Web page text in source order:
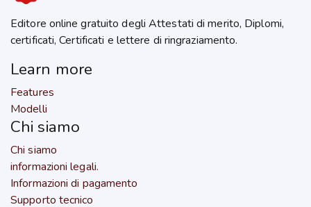
Editore online gratuito degli Attestati di merito, Diplomi,
certificati, Certificati e lettere di ringraziamento.
Learn more
Features
Modelli
Chi siamo
Chi siamo
informazioni legali.
Informazioni di pagamento
Supporto tecnico